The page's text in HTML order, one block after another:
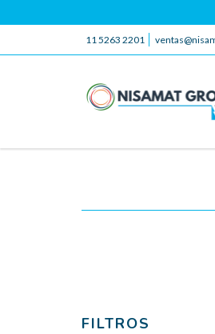
11 5263 2201
FILTROS